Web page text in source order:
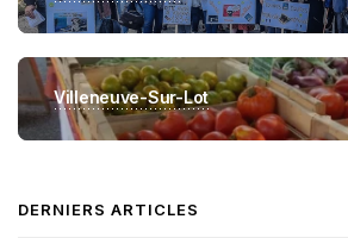
Villeneuve-Sur-Lot
DERNIERS ARTICLES